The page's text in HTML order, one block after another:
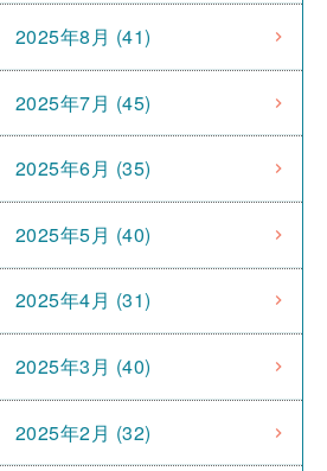
2025年8月 (41)
2025年7月 (45)
2025年6月 (35)
2025年5月 (40)
2025年4月 (31)
2025年3月 (40)
2025年2月 (32)